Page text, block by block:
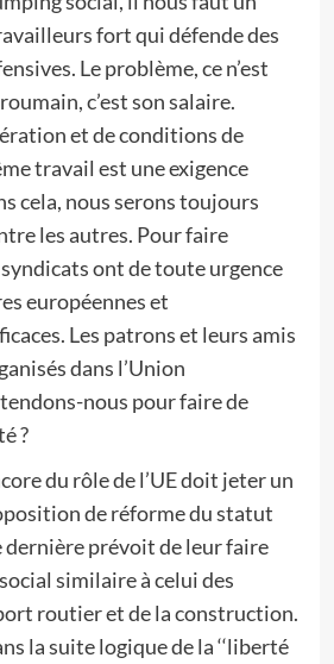
fort qui défende des
Le problème, ce n’est
c’est son salaire.
et de conditions de
travail est une exigence
cela, nous serons toujours
les autres. Pour faire
ont de toute urgence
européennes et
Les patrons et leurs amis
dans l’Union
nous pour faire de
?
du rôle de l’UE doit jeter un
de réforme du statut
dernière prévoit de leur faire
similaire à celui des
routier et de la construction.
la suite logique de la ‘‘liberté